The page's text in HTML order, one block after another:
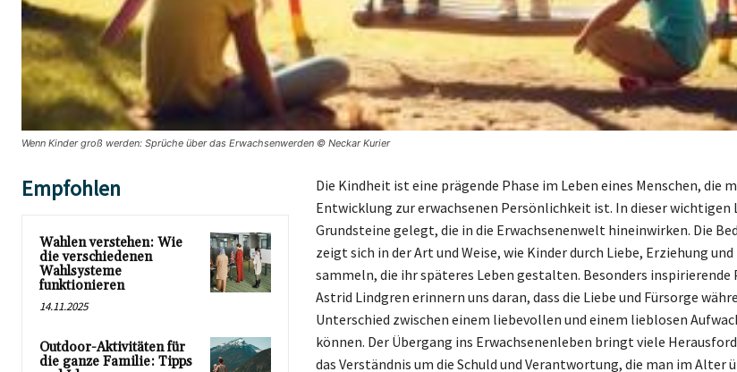
Wenn Kinder groß werden: Sprüche über das Erwachsenwerden © Neckar Kurier
Empfohlen
Wahlen verstehen: Wie
die verschiedenen
Wahlsysteme
funktionieren
14.11.2025
Outdoor-Aktivitäten für
die ganze Familie: Tipps
Die Kindheit ist eine prägende Phase im Leben eines Menschen, die
Entwicklung zur erwachsenen Persönlichkeit ist. In dieser wichtigen
Grundsteine gelegt, die in die Erwachsenenwelt hineinwirken. Die
zeigt sich in der Art und Weise, wie Kinder durch Liebe, Erziehung
sammeln, die ihr späteres Leben gestalten. Besonders
Astrid Lindgren erinnern uns daran, dass die Liebe und Fürsorge
Unterschied zwischen einem liebevollen und einem lieblosen
können. Der Übergang ins Erwachsenenleben bringt viele
das Verständnis um die Schuld und Verantwortung, die man im Alter